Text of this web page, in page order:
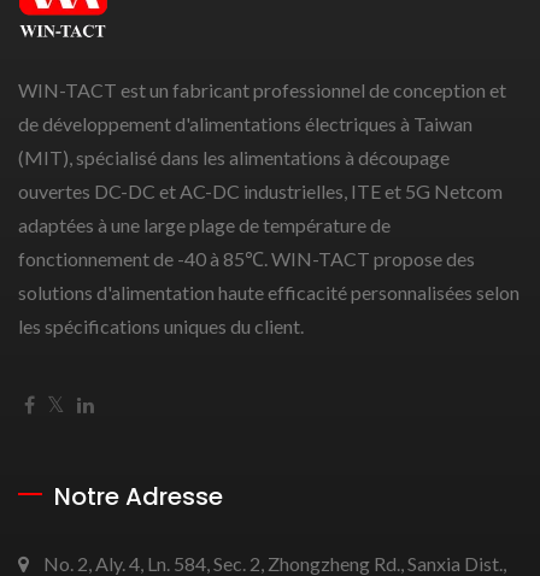
WIN-TACT est un fabricant professionnel de conception et
de développement d'alimentations électriques à Taiwan
(MIT), spécialisé dans les alimentations à découpage
ouvertes DC-DC et AC-DC industrielles, ITE et 5G Netcom
adaptées à une large plage de température de
fonctionnement de -40 à 85℃. WIN-TACT propose des
solutions d'alimentation haute efficacité personnalisées selon
les spécifications uniques du client.
Notre Adresse
No. 2, Aly. 4, Ln. 584, Sec. 2, Zhongzheng Rd., Sanxia Dist.,